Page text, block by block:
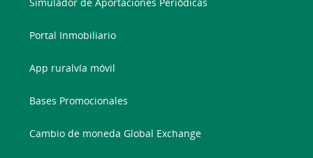
Portal Inmobiliario
App ruralvía móvil
Bases Promocionales
Cambio de moneda Global Exchange